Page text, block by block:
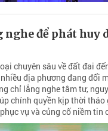
để phát huy
chuyên sâu về đất đai
nhiều địa phương đang đổi
chỉ lắng nghe tâm tư,
chính quyền kịp thời tháo
vụ và củng cố niềm tin